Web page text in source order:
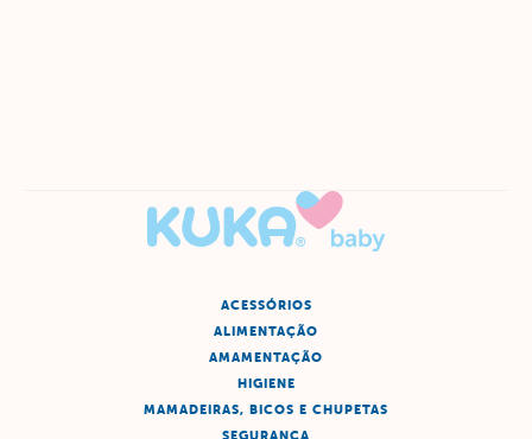
ACESSÓRIOS
ALIMENTAÇÃO
AMAMENTAÇÃO
HIGIENE
MAMADEIRAS, BICOS E CHUPETAS